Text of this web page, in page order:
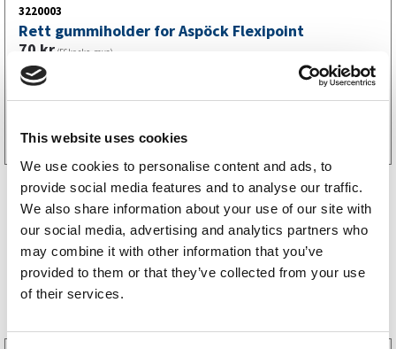
This website uses cookies
We use cookies to personalise content and ads, to
provide social media features and to analyse our traffic.
We also share information about your use of our site with
our social media, advertising and analytics partners who
may combine it with other information that you’ve
provided to them or that they’ve collected from your use
of their services.
3220003
Rett gummiholder for Aspöck Flexipoint
70 kr (56kr eks. mva)
Bestselgere